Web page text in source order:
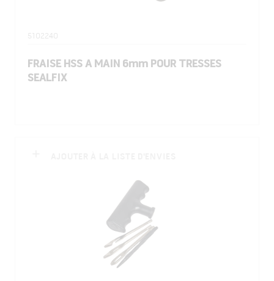
5102240
FRAISE HSS A MAIN 6mm POUR TRESSES
SEALFIX